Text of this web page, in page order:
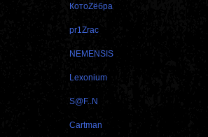
КотоZёбра
pr1Zrac
NEMENSIS
Lexonium
S@F..N
Cartman